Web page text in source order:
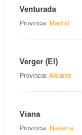
Venturada
Provincia: Madrid
Verger (El)
Provincia: Alicante
Viana
Provincia: Navarra